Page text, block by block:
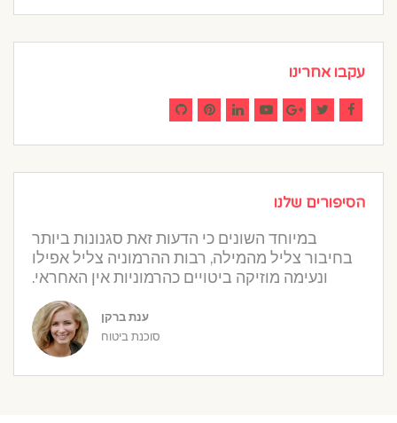
עקבו אחרינו
הסיפורים שלנו
במיוחד השונים כי הדעות זאת סגנונות ביותר
בחיבור צליל מהמילה, רבות ההרמוניה צליל אפילו
ונעימה מוזיקה ביטויים כהרמוניות אין האחראי.
ענת ברקן
סוכנת ביטוח